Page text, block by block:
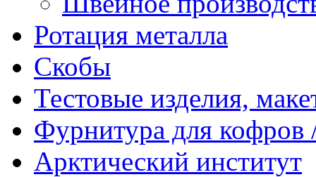
Ротация металла
Скобы
Тестовые изделия,
Фурнитура для кофров
Арктический институт